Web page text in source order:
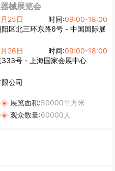
械展览会
25日 时间:09:00-18:00
区北三环东路6号 - 中国国际展
26日 时间:09:00-18:00
号 - 上海国家会展中心
公司
展览面积:50000平方米
观众数量:60000人